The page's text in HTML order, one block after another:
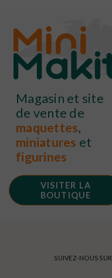
Magasin et site
de vente de
maquettes,
miniatures et
figurines
VISITER LA
BOUTIQUE
SUIVEZ-NOUS SUR